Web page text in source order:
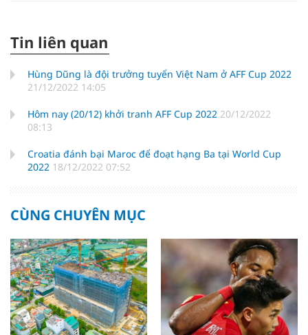
Tin liên quan
Hùng Dũng là đội trưởng tuyển Việt Nam ở AFF Cup 2022
21/12/2022 14:05
Hôm nay (20/12) khởi tranh AFF Cup 2022 20/12/2022
08:13
Croatia đánh bại Maroc để đoạt hạng Ba tại World Cup
2022 18/12/2022 07:52
CÙNG CHUYÊN MỤC